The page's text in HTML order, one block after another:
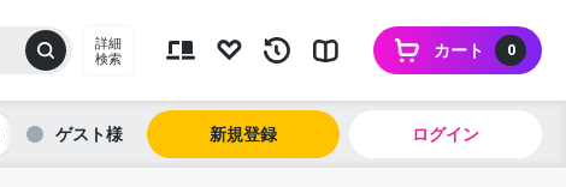
詳細
検索
0
カート
ゲスト 新規登録 ログイン